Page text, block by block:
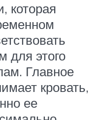
которая
для этого
Главное
кровать,
ее